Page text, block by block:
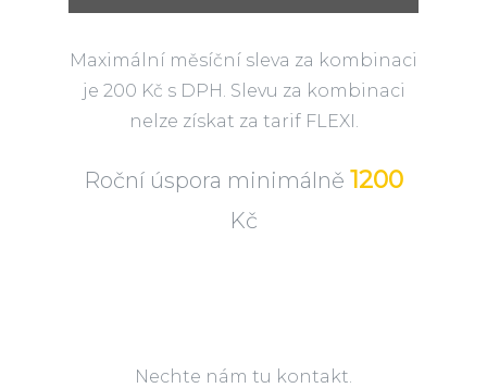
Maximální měsíční sleva za kombinaci
je 200 Kč s DPH. Slevu za kombinaci
nelze získat za tarif FLEXI.
Roční úspora minimálně 1200
Kč
Nechte nám tu kontakt.